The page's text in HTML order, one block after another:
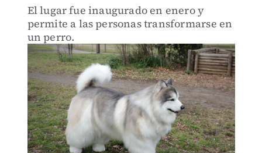
El lugar fue inaugurado en enero y
permite a las personas transformarse en
un perro.